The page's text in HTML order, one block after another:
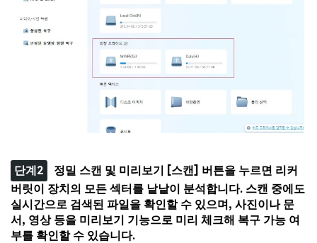
단계2
정밀 스캔 및 미리보기 [스캔] 버튼을 누르면 리커
버릿이 장치의 모든 섹터를 낱낱이 분석합니다. 스캔 중에도
실시간으로 검색된 파일을 확인할 수 있으며, 사진이나 문
서, 영상 등을 미리보기 기능으로 미리 체크해 복구 가능 여
부를 확인할 수 있습니다.